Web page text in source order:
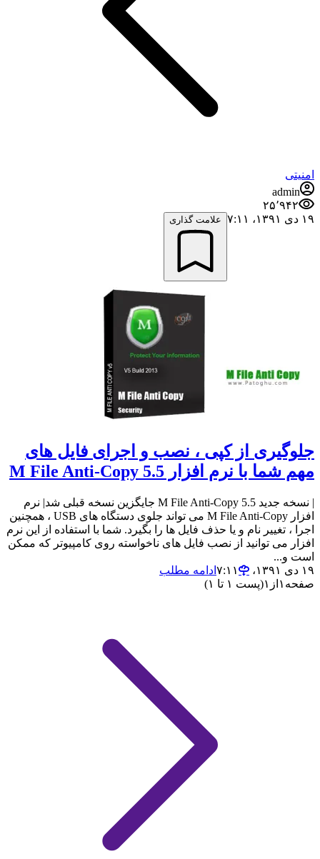
امنیتی
admin
۲۵٬۹۴۲
۱۹ دی ۱۳۹۱،‏ ۷:۱۱
علامت گذاری
جلوگیری از کپی ، نصب و اجرای فایل های
مهم شما با نرم افزار M File Anti-Copy 5.5
| نسخه جدید M File Anti-Copy 5.5 جایگزین نسخه قبلی شد| نرم
افزار M File Anti-Copy می تواند جلوی دستگاه های USB ، همچنین
اجرا ، تغییر نام و یا حذف فایل ها را بگیرد. شما با استفاده از این نرم
افزار می توانید از نصب فایل های ناخواسته روی کامپیوتر که ممکن
است و...
۱۹ دی ۱۳۹۱،‏ ۷:۱۱
ادامه مطلب
صفحه ۱ از ۱(پست ۱ تا ۱)